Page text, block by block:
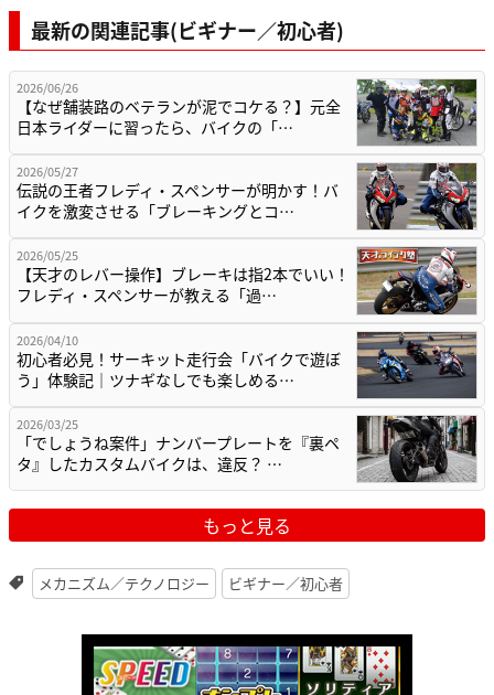
最新の関連記事(ビギナー／初心者)
2026/06/26
【なぜ舗装路のベテランが泥でコケる？】元全
日本ライダーに習ったら、バイクの「…
2026/05/27
伝説の王者フレディ・スペンサーが明かす！バ
イクを激変させる「ブレーキングとコ…
2026/05/25
【天才のレバー操作】ブレーキは指2本でいい！
フレディ・スペンサーが教える「過…
2026/04/10
初心者必見！サーキット走行会「バイクで遊ぼ
う」体験記｜ツナギなしでも楽しめる…
2026/03/25
「でしょうね案件」ナンバープレートを『裏ペ
タ』したカスタムバイクは、違反？ …
もっと見る
メカニズム／テクノロジー ビギナー／初心者